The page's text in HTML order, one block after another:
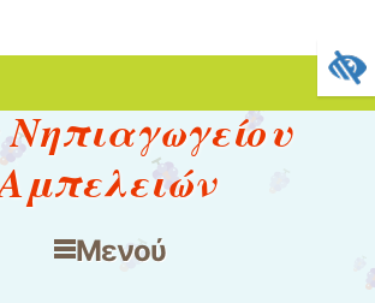
Νηπιαγωγείου
Μενού